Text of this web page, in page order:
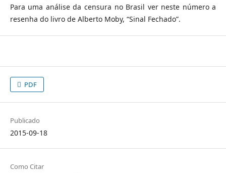
Para uma análise da censura no Brasil ver neste número a
resenha do livro de Alberto Moby, “Sinal Fechado”.
PDF
Publicado
2015-09-18
Como Citar